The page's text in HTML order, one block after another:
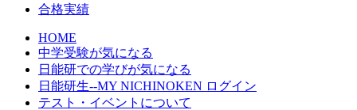
合格実績
HOME
中学受験が気になる
日能研での学びが気になる
日能研生--MY NICHINOKEN ログイン
テスト・イベントについて